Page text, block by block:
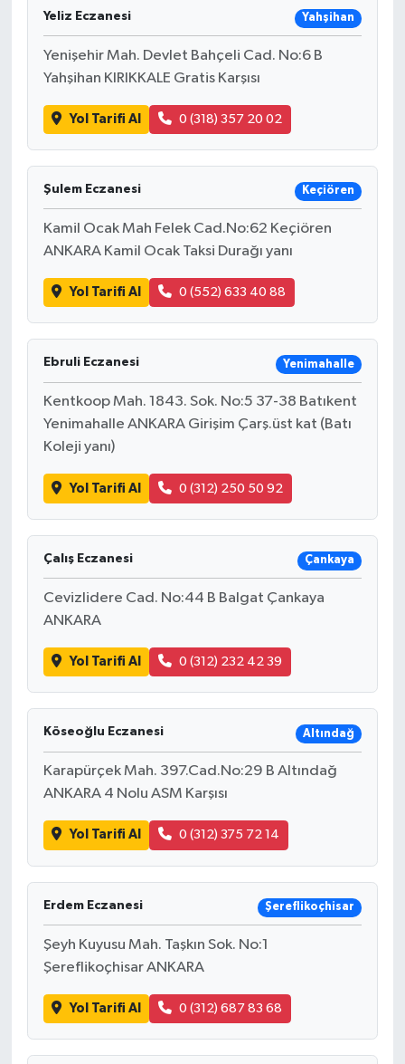
Yeliz Eczanesi Yahşihan
Yenişehir Mah. Devlet Bahçeli Cad. No:6 B
Yahşihan KIRIKKALE Gratis Karşısı
Yol Tarifi Al 0 (318) 357 20 02
Şulem Eczanesi Keçiören
Kamil Ocak Mah Felek Cad.No:62 Keçiören
ANKARA Kamil Ocak Taksi Durağı yanı
Yol Tarifi Al 0 (552) 633 40 88
Ebruli Eczanesi Yenimahalle
Kentkoop Mah. 1843. Sok. No:5 37-38 Batıkent
Yenimahalle ANKARA Girişim Çarş.üst kat (Batı
Koleji yanı)
Yol Tarifi Al 0 (312) 250 50 92
Çalış Eczanesi Çankaya
Cevizlidere Cad. No:44 B Balgat Çankaya
ANKARA
Yol Tarifi Al 0 (312) 232 42 39
Köseoğlu Eczanesi Altındağ
Karapürçek Mah. 397.Cad.No:29 B Altındağ
ANKARA 4 Nolu ASM Karşısı
Yol Tarifi Al 0 (312) 375 72 14
Erdem Eczanesi Şereflikoçhisar
Şeyh Kuyusu Mah. Taşkın Sok. No:1
Şereflikoçhisar ANKARA
Yol Tarifi Al 0 (312) 687 83 68